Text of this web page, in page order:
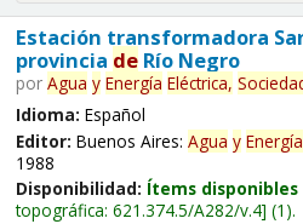
Estación transformadora
provincia deRío Negro
por Agua y Energía Eléctrica,
Idioma: Español
Editor: Buenos Aires: Agua y Energía
1988
Disponibilidad: Ítems
topográfica: 621.374.5/A282/v.4 (1).